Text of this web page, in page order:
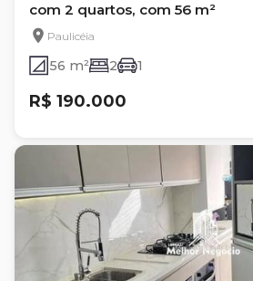
com 2 quartos, com 56 m²
Paulicéia
56 m² 2 1
R$ 190.000